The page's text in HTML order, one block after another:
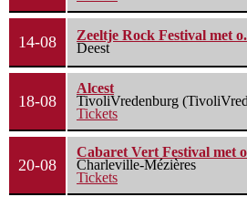
14-08
Zeeltje Rock Festival met
Deest
18-08
Alcest
TivoliVredenburg
Tickets
20-08
Cabaret Vert Festival met
Charleville-Mézières
Tickets